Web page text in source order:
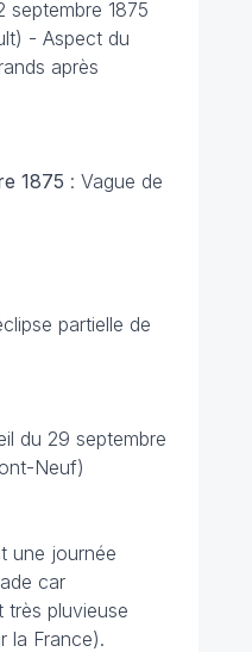
septembre 1875
- Aspect du
après
1875 : Vague de
partielle de
du 29 septembre
Neuf)
une journée
car
très pluvieuse
la France).